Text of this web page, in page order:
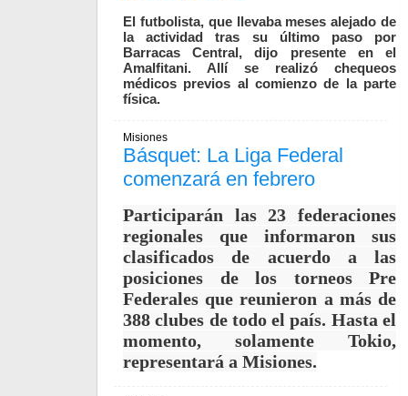
El futbolista, que llevaba meses alejado de
la actividad tras su último paso por
Barracas Central, dijo presente en el
Amalfitani. Allí se realizó chequeos
médicos previos al comienzo de la parte
física.
Misiones
Básquet: La Liga Federal
comenzará en febrero
Participarán las 23 federaciones
regionales que informaron sus
clasificados de acuerdo a las
posiciones de los torneos Pre
Federales que reunieron a más de
388 clubes de todo el país. Hasta el
momento, solamente Tokio,
representará a Misiones.